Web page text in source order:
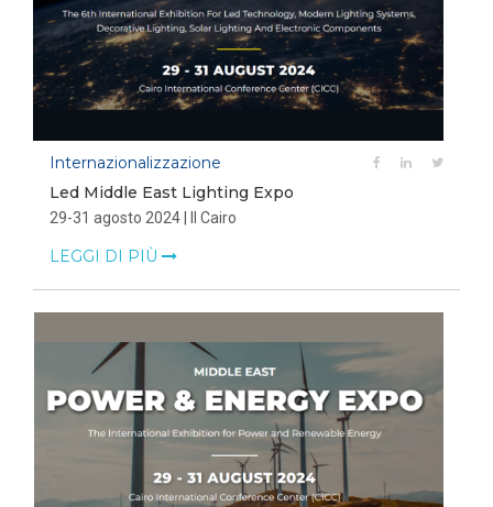
Internazionalizzazione
Led Middle East Lighting Expo
29-31 agosto 2024 | Il Cairo
LEGGI DI PIÙ